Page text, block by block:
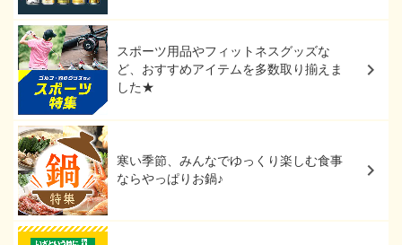
スポーツ用品やフィットネスグッズな
ど、おすすめアイテムを多数取り揃えま
した★
寒い季節、みんなでゆっくり楽しむ食事
ならやっぱりお鍋♪